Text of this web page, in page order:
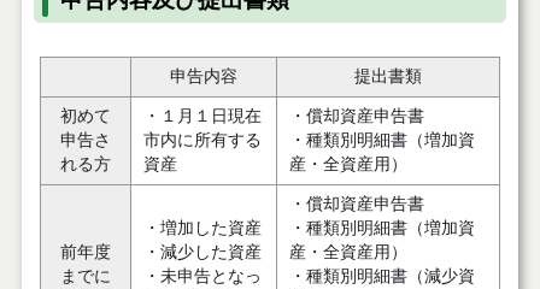
申告内容 提出書類
初めて
申告さ
れる方
・１月１日現在
市内に所有する
資産
・償却資産申告書
・種類別明細書（増加資
産・全資産用）
前年度
までに
・増加した資産
・減少した資産
・未申告となっ
・償却資産申告書
・種類別明細書（増加資
産・全資産用）
・種類別明細書（減少資